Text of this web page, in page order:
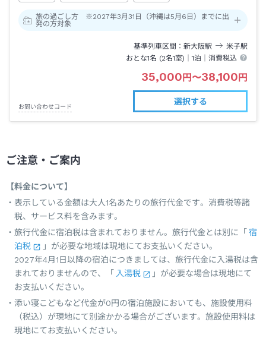
旅の過ごし方 ※2027年3月31日（沖縄は5月6日）までに出
発の方対象
基準列車区間 新大阪駅 米子駅
おとな1名 (2名1室)｜1泊 ｜消費税込
35,000 円 〜38,100 円
お問い合わせコード
選択する
ご注意・ご案内
【料金について】
表示している金額は大人1名あたりの旅行代金です。消費税等諸
税、サービス料を含みます。
旅行代金に宿泊税は含まれておりません。旅行代金とは別に「 宿
泊税
」が必要な地域は現地にてお支払いください。
2027年4月1日以降の宿泊につきましては、旅行代金に入湯税は含
まれておりませんので、「 入湯税
」が必要な場合は現地にて
お支払いください。
添い寝こどもなど代金が0円の宿泊施設においても、施設使用料
（税込）が現地にて別途かかる場合がございます。施設使用料は
現地にてお支払いください。